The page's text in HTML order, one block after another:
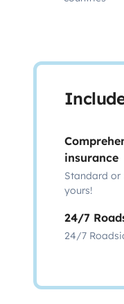
insurance
Standard or
yours!
24/7
24/7